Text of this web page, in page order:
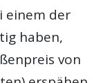
einem der
haben,
von